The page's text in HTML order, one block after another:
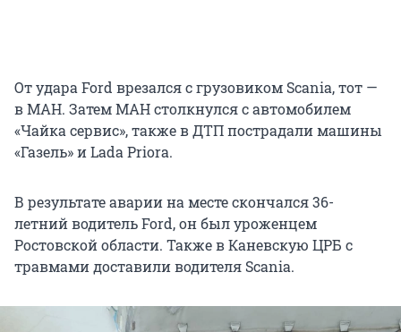
От удара Ford врезался с грузовиком Scania, тот —
в МАН. Затем МАН столкнулся с автомобилем
«Чайка сервис», также в ДТП пострадали машины
«Газель» и Lada Priora.
В результате аварии на месте скончался 36-
летний водитель Ford, он был уроженцем
Ростовской области. Также в Каневскую ЦРБ с
травмами доставили водителя Scania.